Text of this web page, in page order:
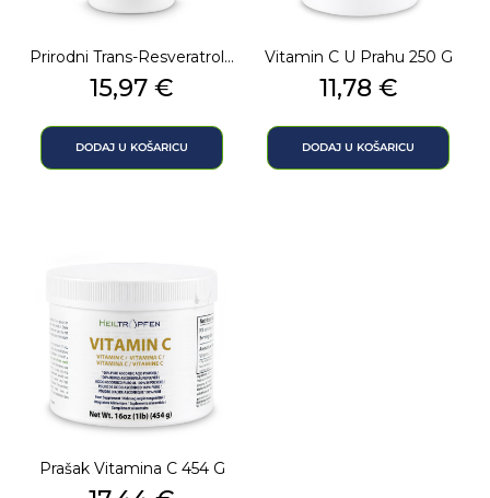
Prirodni Trans-Resveratrol...
Cijena
15,97 €
DODAJ U KOŠARICU
Vitamin C U Prahu 250 G
Cijena
11,78 €
DODAJ U KOŠARICU
Prašak Vitamina C 454 G